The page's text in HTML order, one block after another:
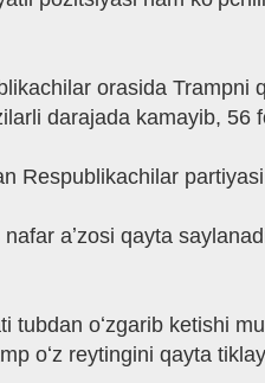
orasida Trampni
darajada kamayib, 56
Respublikachilar
aʼzosi qayta
oʻzgarib ketishi
oʻz reytingini qayta